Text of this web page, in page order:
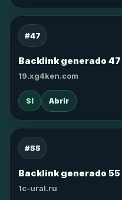
#47
Backlink generado 47
19.xg4ken.com
SI Abrir
#55
Backlink generado 55
1c-ural.ru